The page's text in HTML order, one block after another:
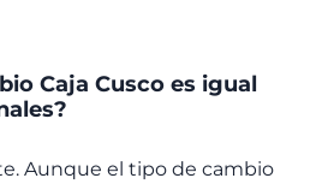
Caja Cusco es igual
Aunque el tipo de cambio